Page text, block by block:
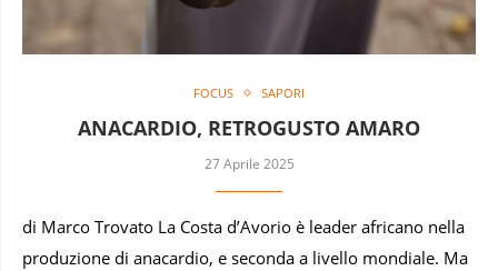
FOCUS SAPORI
ANACARDIO, RETROGUSTO AMARO
27 Aprile 2025
di Marco Trovato La Costa d’Avorio è leader africano nella
produzione di anacardio, e seconda a livello mondiale. Ma